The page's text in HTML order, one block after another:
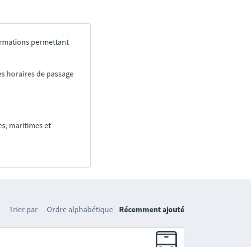
permettant
horaires de passage
maritimes et
Trier par Ordre alphabétique Récemment ajouté